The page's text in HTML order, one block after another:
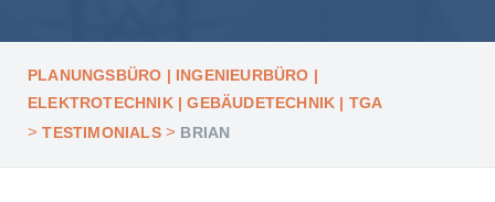
PLANUNGSBÜRO | INGENIEURBÜRO |
ELEKTROTECHNIK | GEBÄUDETECHNIK | TGA
>TESTIMONIALS> BRIAN